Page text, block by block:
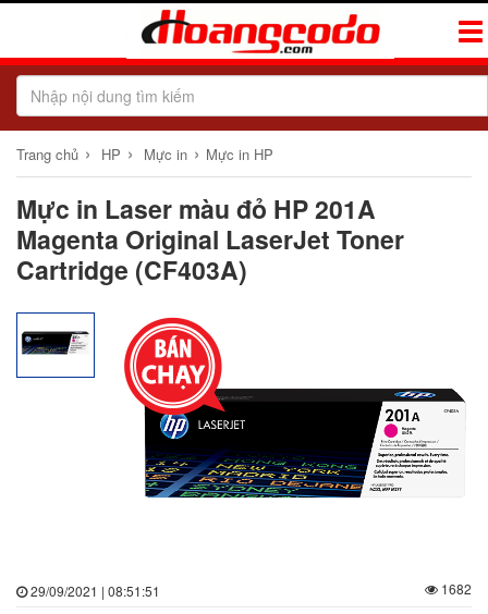
Trang chủ › HP › Mực in › Mực in HP
Mực in Laser màu đỏ HP 201A
Magenta Original LaserJet Toner
Cartridge (CF403A)
29/09/2021 | 08:51:51 1682